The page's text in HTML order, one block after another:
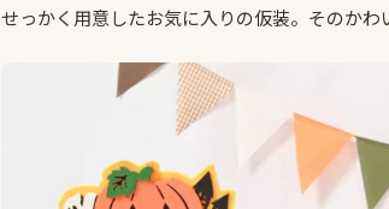
せっかく用意したお気に入りの仮装。そのか